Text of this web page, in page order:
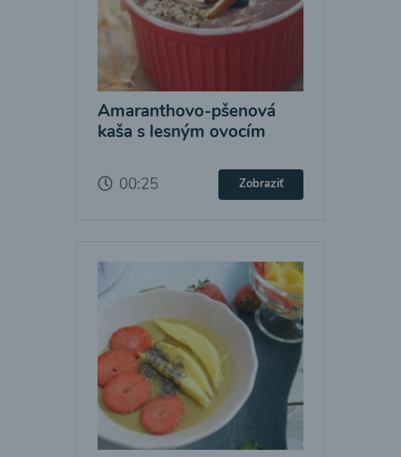
Amaranthovo-pšenová
kaša s lesným ovocím
00:25 Zobraziť